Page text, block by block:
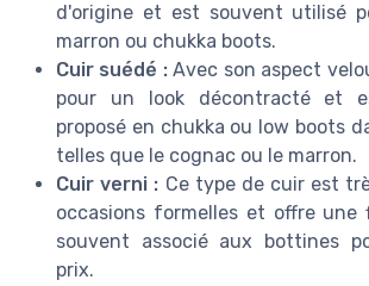
d'origine et est souvent utilisé
marron ou chukka boots.
Cuir suédé :Avec son aspect
pour un look décontracté et
proposé en chukka ou low boots
telles que le cognac ou le marron.
Cuir verni : Ce type de cuir est
occasions formelles et offre une
souvent associé aux bottines
prix.